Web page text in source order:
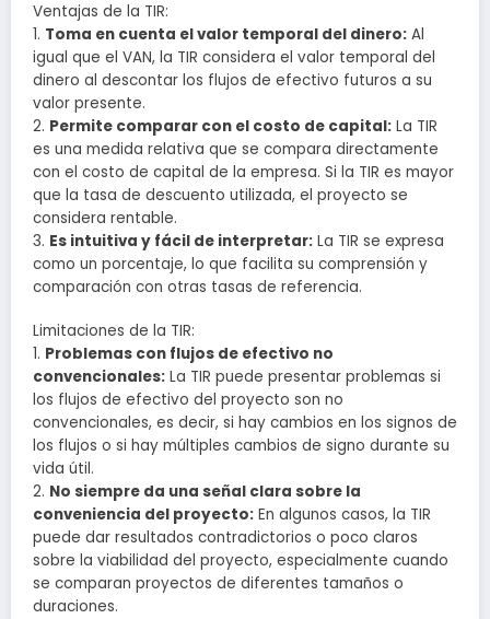
Ventajas de la TIR:
1. Toma en cuenta el valor temporal del dinero: Al
igual que el VAN, la TIR considera el valor temporal del
dinero al descontar los flujos de efectivo futuros a su
valor presente.
2. Permite comparar con el costo de capital: La TIR
es una medida relativa que se compara directamente
con el costo de capital de la empresa. Si la TIR es mayor
que la tasa de descuento utilizada, el proyecto se
considera rentable.
3. Es intuitiva y fácil de interpretar: La TIR se expresa
como un porcentaje, lo que facilita su comprensión y
comparación con otras tasas de referencia.
Limitaciones de la TIR:
1. Problemas con flujos de efectivo no
convencionales: La TIR puede presentar problemas si
los flujos de efectivo del proyecto son no
convencionales, es decir, si hay cambios en los signos de
los flujos o si hay múltiples cambios de signo durante su
vida útil.
2. No siempre da una señal clara sobre la
conveniencia del proyecto: En algunos casos, la TIR
puede dar resultados contradictorios o poco claros
sobre la viabilidad del proyecto, especialmente cuando
se comparan proyectos de diferentes tamaños o
duraciones.